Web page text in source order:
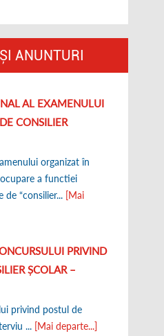
ANUNTURI
AL EXAMENULUI
CONSILIER
organizat în
a functiei
“consilier... [Mai
PRIVIND
ȘCOLAR –
privind postul de
... [Mai departe...]